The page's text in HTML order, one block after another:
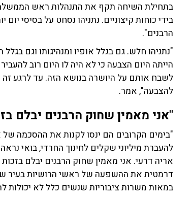
בתחילת השיחה תקף את התנהלות ראש הממשלה
בידי כוחות קיצוניים. נתניהו נסחט על בסיסי
הרבנים".
"נתניהו חלש. גם בגלל אופיו ומנהיגותו וגם
הייתה היום הצבעה כי לא היה לו היום רוב
לשבח אותם על היושרה בנושא הזה. עד לרגע זה
להצבעה", אמר.
"אני מאמין שחוק הרבנים יבלם
"בימים הקרובים הם ינסו לקנות את ההסכמה
להעברת מיליוני שקלים לחינוך החרדי, בואי
אריה דרעי. אני מאמין שחוק הרבנים יבלם
דרמטית את ההשפעה של ראשי הרושיות בעיר
במאות משרות ציבוריות שנשים כלל לא יכולות